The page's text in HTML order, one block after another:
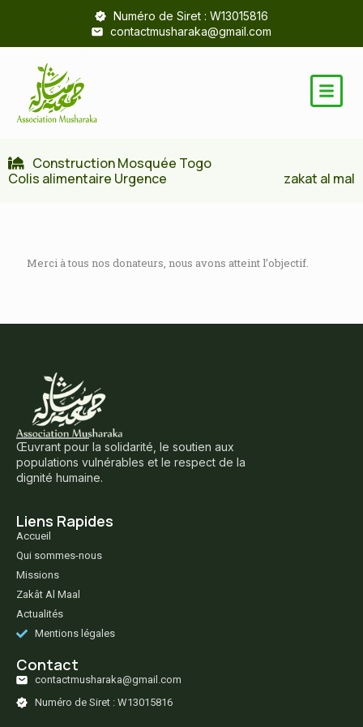
Numéro de Siret : W13015816
contactmusharaka@gmail.com
Construction Mosquée Togo
Colis alimentaire Urgence
zakat al mal
Merci à tous nos donateurs, nous avons atteint l’objectif.
Œuvrant pour la solidarité, le soutien aux
populations vulnérables et le respect de la
dignité humaine.
Liens Rapides
Accueil
Qui sommes-nous
Missions
Zakât Al Maal
Actualités
Mentions légales
Contact
contactmusharaka@gmail.com
Numéro de Siret : W13015816